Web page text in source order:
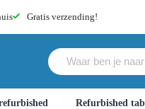
Gratis verzending!
Refurbished